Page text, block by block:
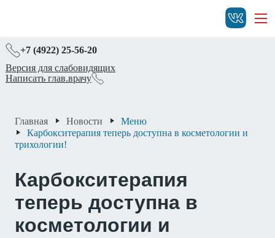
+7 (4922) 25-56-20
Версия для слабовидящих
Написать глав.врачу
Главная Новости
Меню
Карбокситерапия теперь доступна в косметологии и
трихологии!
Карбокситерапия
теперь доступна в
косметологии и